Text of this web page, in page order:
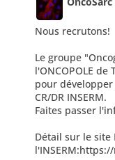
;
Nous recrutons!
Le groupe
l'ONCOPOLE
pour développer
CR/DR INSERM.
Faites passer
Détail sur le site